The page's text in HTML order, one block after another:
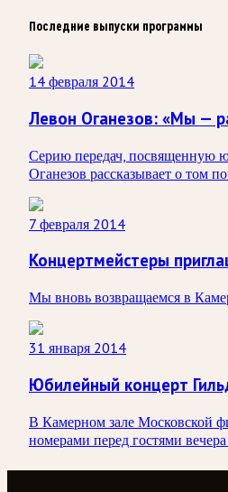
Последние выпуски программы
14 февраля 2014
Левон Оганезов: «Мы —
Серию передач, посвященную
Оганезов рассказывает о том
7 февраля 2014
Концертмейстеры
Мы вновь возвращаемся в
31 января 2014
Юбилейный концерт
В Камерном зале Московской
номерами перед гостями